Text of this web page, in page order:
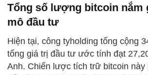
Tổng số lượng bitcoin nắm
mô đầu tư
Hiện tại, công tyholding tổng cộng
tổng giá trị đầu tư ước tính đạt
Anh. Chiến lược tích trữ bitcoin này